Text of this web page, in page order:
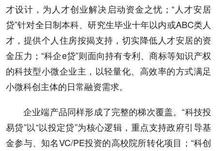
才设计，为人才创业解决启动资金之忧；“人才安居
贷”针对全日制本科、研究生毕业十年以内或ABC类人
才，提供个人住房按揭支持，切实降低人才安居的资
金压力；“科企e贷”则面向持有专利、商标等知识产权
的科技型小微企业主，以轻量化、高效率的方式满足
小微科创主体的日常融资需求。
企业端产品同样形成了完整的梯次覆盖。“科技投
易贷”以“以投定贷”为核心逻辑，重点支持政府引导基
金参与、知名VC/PE投资的高校院所转化项目；“科创